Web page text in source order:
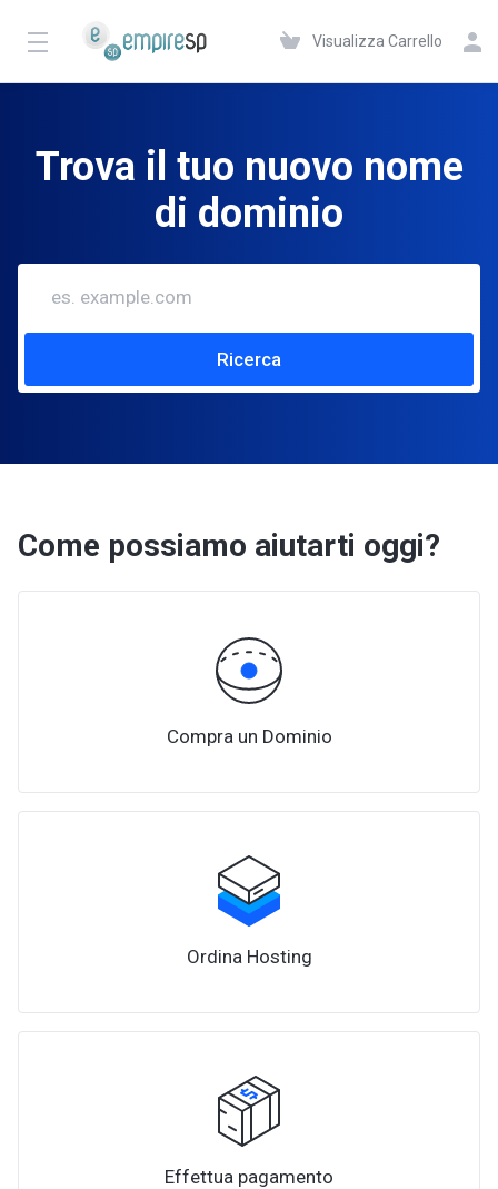
Visualizza Carrello
Trova il tuo nuovo nome
di dominio
Come possiamo aiutarti oggi?
Compra un Dominio
Ordina Hosting
Effettua pagamento